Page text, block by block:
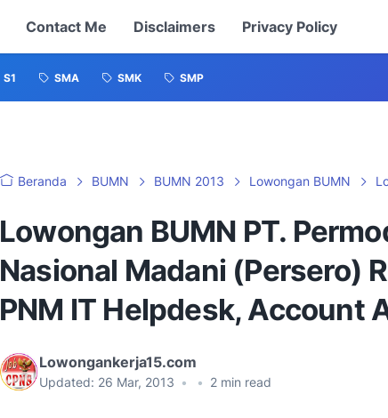
Contact Me Disclaimers Privacy Policy
S1 SMA SMK SMP
Beranda BUMN BUMN 2013 Lowongan BUMN
Lowongan BUMN PT.
Nasional Madani (Persero)
PNM IT Helpdesk, Account
Lowongankerja15.com
Updated: 26 Mar, 2013 • • 2 min read